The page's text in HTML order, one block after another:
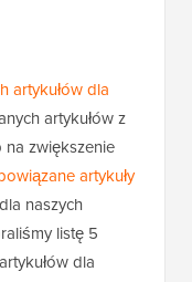
artykułów dla
artykułów z
zwiększenie
artykuły
naszych
listę 5
dla